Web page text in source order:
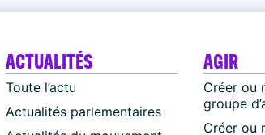
ACTUALITÉS
Toute l’actu
Actualités parlementaires
AGIR
Créer ou
groupe
Créer ou